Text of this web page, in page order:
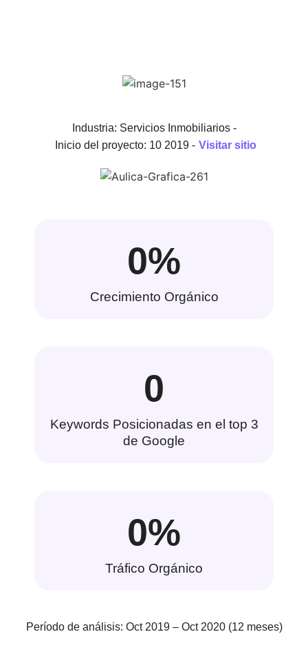
Industria: Servicios Inmobiliarios -
Inicio del proyecto: 10 2019 - Visitar sitio
Crecimiento Orgánico
0%
Keywords Posicionadas en el top 3
de Google
0
Tráfico Orgánico
0%
Período de análisis: Oct 2019 – Oct 2020 (12 meses)